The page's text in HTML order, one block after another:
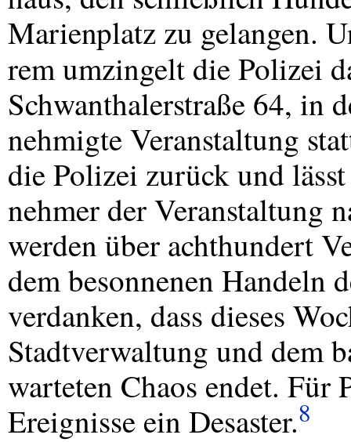
Marienplatz zu gelangen.
rem umzingelt die Polizei
Schwanthalerstraße 64, in
nehmigte Veranstaltung
die Polizei zurück und
nehmer der Veranstaltung
werden über achthundert
dem besonnenen Handeln
verdanken, dass dieses
Stadtverwaltung und dem
warteten Chaos endet.
Ereignisse ein Desaster.8